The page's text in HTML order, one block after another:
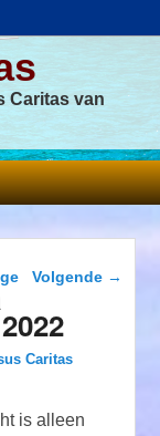
Caritas van
Volgende →
Caritas
is alleen